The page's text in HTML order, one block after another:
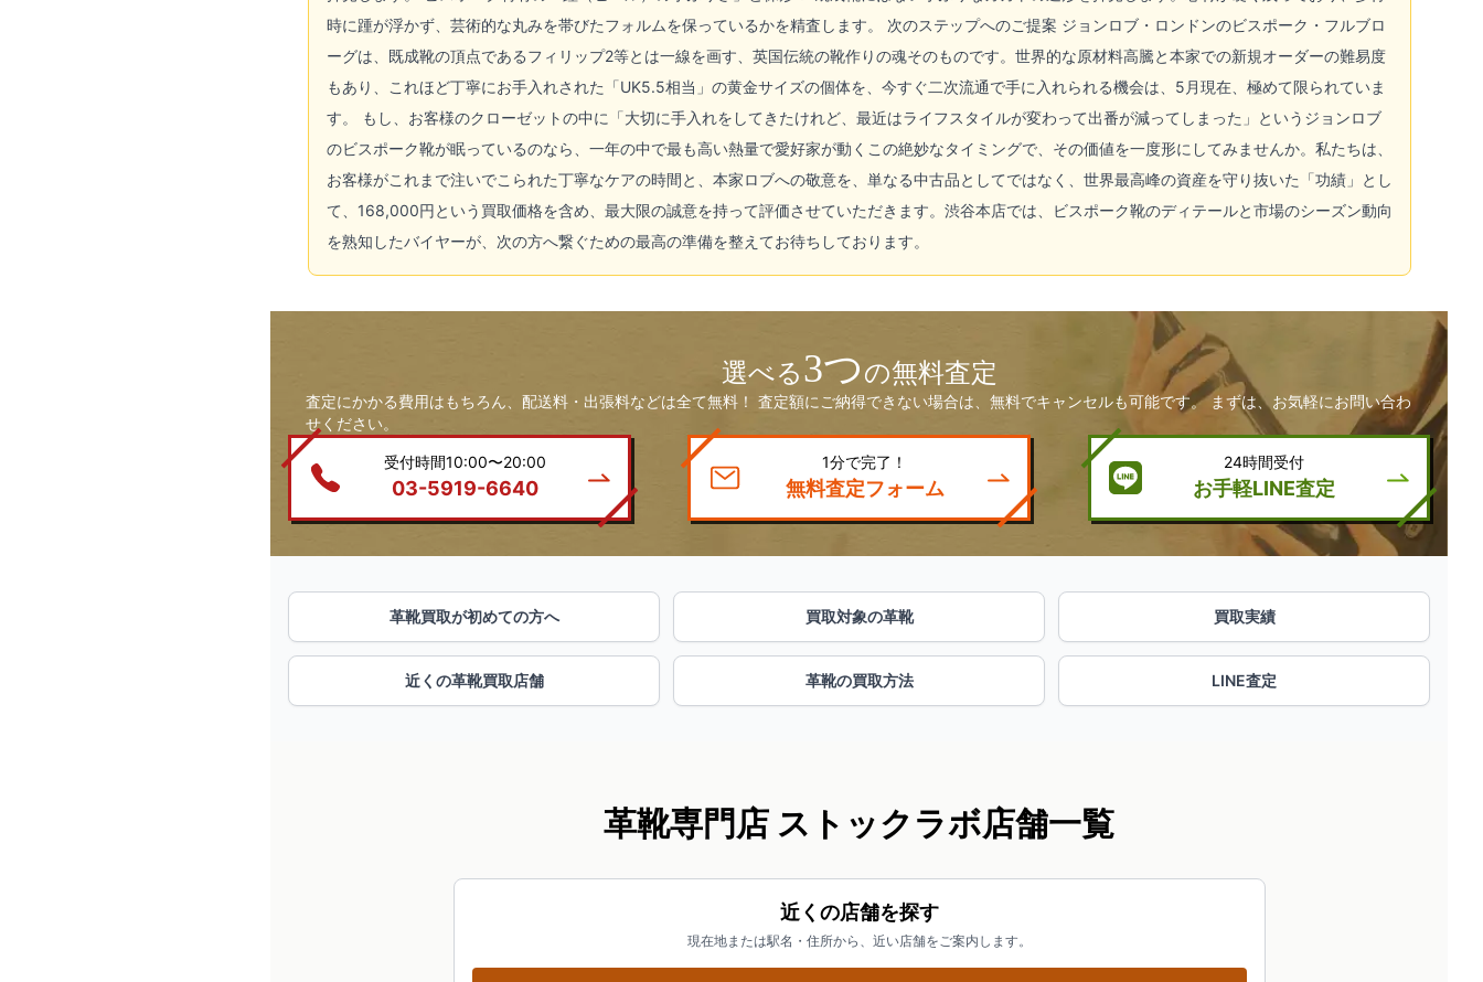
時に踵が浮かず、芸術的な丸みを帯びたフォルムを保っているかを精査します。 次のステップへのご提案 ジョンロブ・ロンドンのビスポーク・フルブロ
ーグは、既成靴の頂点であるフィリップ2等とは一線を画す、英国伝統の靴作りの魂そのものです。世界的な原材料高騰と本家での新規オーダーの難易度
もあり、これほど丁寧にお手入れされた「UK5.5相当」の黄金サイズの個体を、今すぐ二次流通で手に入れられる機会は、5月現在、極めて限られていま
す。 もし、お客様のクローゼットの中に「大切に手入れをしてきたけれど、最近はライフスタイルが変わって出番が減ってしまった」というジョンロブ
のビスポーク靴が眠っているのなら、一年の中で最も高い熱量で愛好家が動くこの絶妙なタイミングで、その価値を一度形にしてみませんか。私たちは、
お客様がこれまで注いでこられた丁寧なケアの時間と、本家ロブへの敬意を、単なる中古品としてではなく、世界最高峰の資産を守り抜いた「功績」とし
て、168,000円という買取価格を含め、最大限の誠意を持って評価させていただきます。渋谷本店では、ビスポーク靴のディテールと市場のシーズン動向
を熟知したバイヤーが、次の方へ繋ぐための最高の準備を整えてお待ちしております。
選べる3つの無料査定
査定にかかる費用はもちろん、配送料・出張料などは全て無料！ 査定額にご納得できない場合は、無料でキャンセルも可能です。 まずは、お気軽にお問い合わ
せください。
受付時間10:00〜20:00
03-5919-6640
1分で完了！
無料査定フォーム
24時間受付
お手軽LINE査定
革靴買取が初めての方へ 買取対象の革靴 買取実績
近くの革靴買取店舗 革靴の買取方法 LINE査定
革靴専門店 ストックラボ店舗一覧
近くの店舗を探す
現在地または駅名・住所から、近い店舗をご案内します。